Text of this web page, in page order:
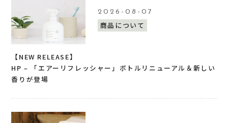
2026-08-07
商品について
【NEW RELEASE】
HP – 「エアーリフレッシャー」ボトルリニューアル＆新しい
香りが登場